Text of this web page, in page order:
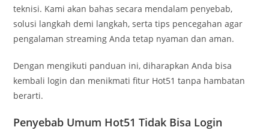
teknisi. Kami akan bahas secara mendalam penyebab,
solusi langkah demi langkah, serta tips pencegahan agar
pengalaman streaming Anda tetap nyaman dan aman.
Dengan mengikuti panduan ini, diharapkan Anda bisa
kembali login dan menikmati fitur Hot51 tanpa hambatan
berarti.
Penyebab Umum Hot51 Tidak Bisa Login